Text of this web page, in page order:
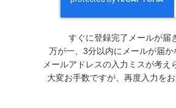
すぐに登録完了メールが届
万が一、3分以内にメールが届か
メールアドレスの入力ミスが考え
大変お手数ですが、再度入力をお